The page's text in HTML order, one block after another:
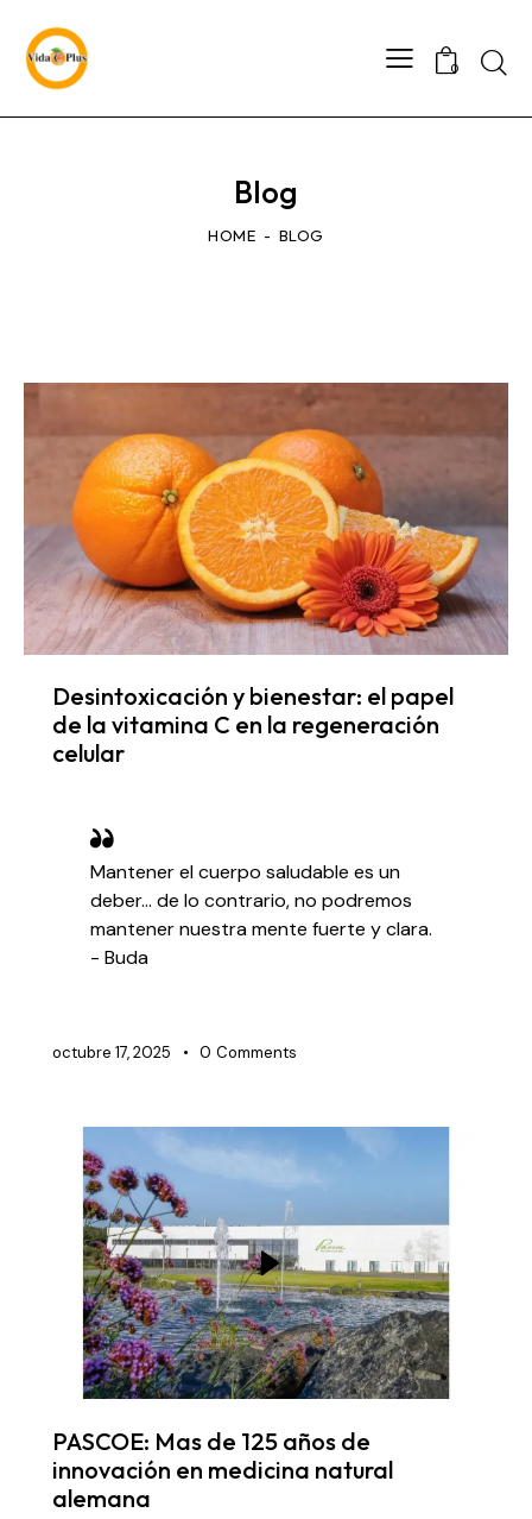
0
Blog
HOME BLOG
Desintoxicación y bienestar: el papel
de la vitamina C en la regeneración
celular
Mantener el cuerpo saludable es un
deber… de lo contrario, no podremos
mantener nuestra mente fuerte y clara.
- Buda
octubre 17, 2025 0 Comments
PASCOE: Mas de 125 años de
innovación en medicina natural
alemana